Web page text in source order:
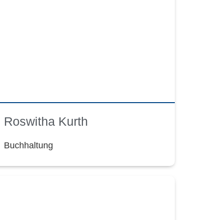
Roswitha Kurth
Buchhaltung